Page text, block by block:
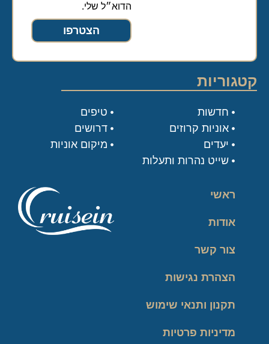
הדוא״ל שלי.
הצטרפו
ראשי
אודות
צור קשר
הצהרת נגישות
תקנון ותנאי שימוש
מדיניות פרטיות
קטגוריות
טיפים
דרושים
מיקום אוניות
חדשות
אוניות קרוזים
יעדים
שייט נהרות ותעלות